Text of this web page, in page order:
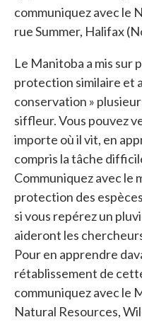
communiquez avec le
rue Summer, Halifax
Le Manitoba a mis sur
protection similaire et
conservation »
siffleur. Vous pouvez
importe où il vit, en
compris la tâche
Communiquez avec le
protection des
si vous repérez un
aideront les
Pour en apprendre
rétablissement de
communiquez avec le
Natural Resources,